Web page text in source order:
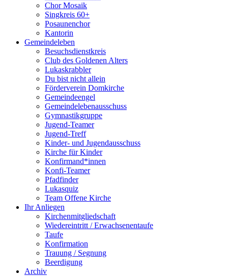
Chor Mosaik
Singkreis 60+
Posaunenchor
Kantorin
Gemeindeleben
Besuchsdienstkreis
Club des Goldenen Alters
Lukaskrabbler
Du bist nicht allein
Förderverein Domkirche
Gemeindeengel
Gemeindelebenausschuss
Gymnastikgruppe
Jugend-Teamer
Jugend-Treff
Kinder- und Jugendausschuss
Kirche für Kinder
Konfirmand*innen
Konfi-Teamer
Pfadfinder
Lukasquiz
Team Offene Kirche
Ihr Anliegen
Kirchenmitgliedschaft
Wiedereintritt / Erwachsenentaufe
Taufe
Konfirmation
Trauung / Segnung
Beerdigung
Archiv